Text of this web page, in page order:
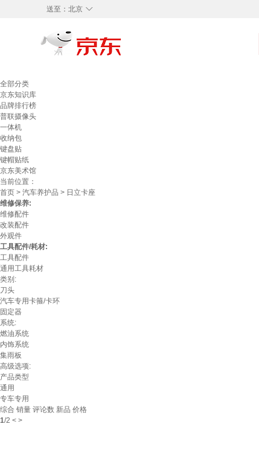
◇
送至： 北京
全部分类
京东知识库
品牌排行榜
普联摄像头
一体机
收纳包
键盘贴
键帽贴纸
京东美术馆
当前位置：
首页 > 汽车养护品 > 日立卡座
维修保养:
维修配件
改装配件
外观件
工具配件/耗材:
工具配件
通用工具耗材
类别:
刀头
汽车专用卡箍/卡环
固定器
系统:
燃油系统
内饰系统
集雨板
高级选项:
产品类型
通用
专车专用
综合 销量 评论数 新品 价格
1/2 < >